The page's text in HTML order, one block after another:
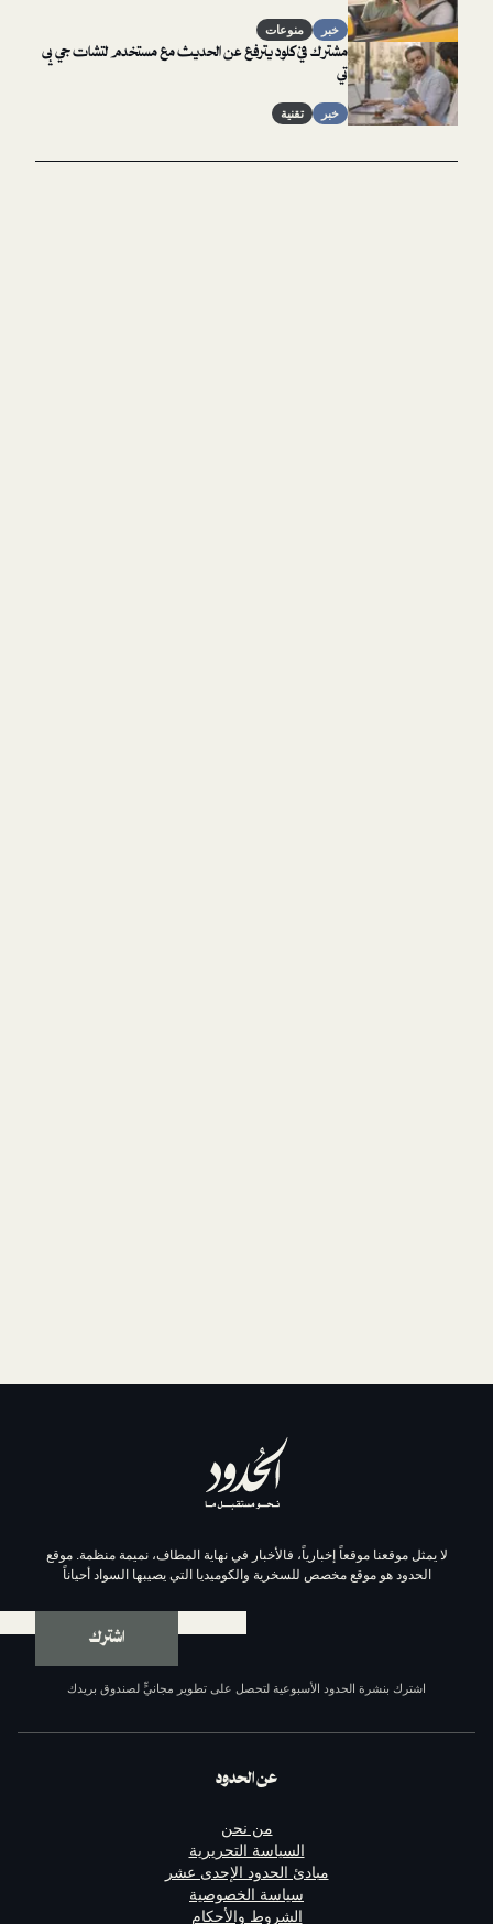
خبر منوعات
مشترك في كلود يترفع عن الحديث مع مستخدم لتشات جي بي
خبر تقنية
موقعاً إخبارياً، فالأخبار في نهاية المطاف، نميمة منظمة. موقع
مخصص للسخرية والكوميديا التي يصيبها السواد أحياناً
اشترك
الحدود الأسبوعية لتحصل على تطوير مجانيٍّ لصندوق بريدك
مبادئ الحدود الإحدى عشر